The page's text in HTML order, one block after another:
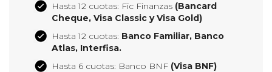
Hasta 12 cuotas: Fic Finanzas (Bancard
Cheque, Visa Classic y Visa Gold)
Hasta 12 cuotas: Banco Familiar, Banco
Atlas, Interfisa.
Hasta 6 cuotas: Banco BNF (Visa BNF)